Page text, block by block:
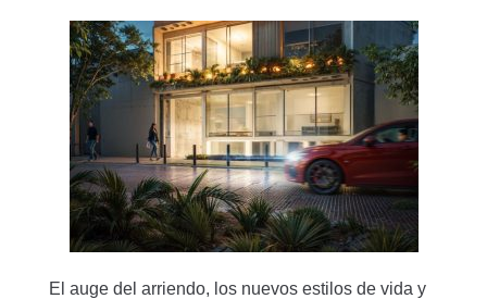
El auge del arriendo, los nuevos estilos de vida y